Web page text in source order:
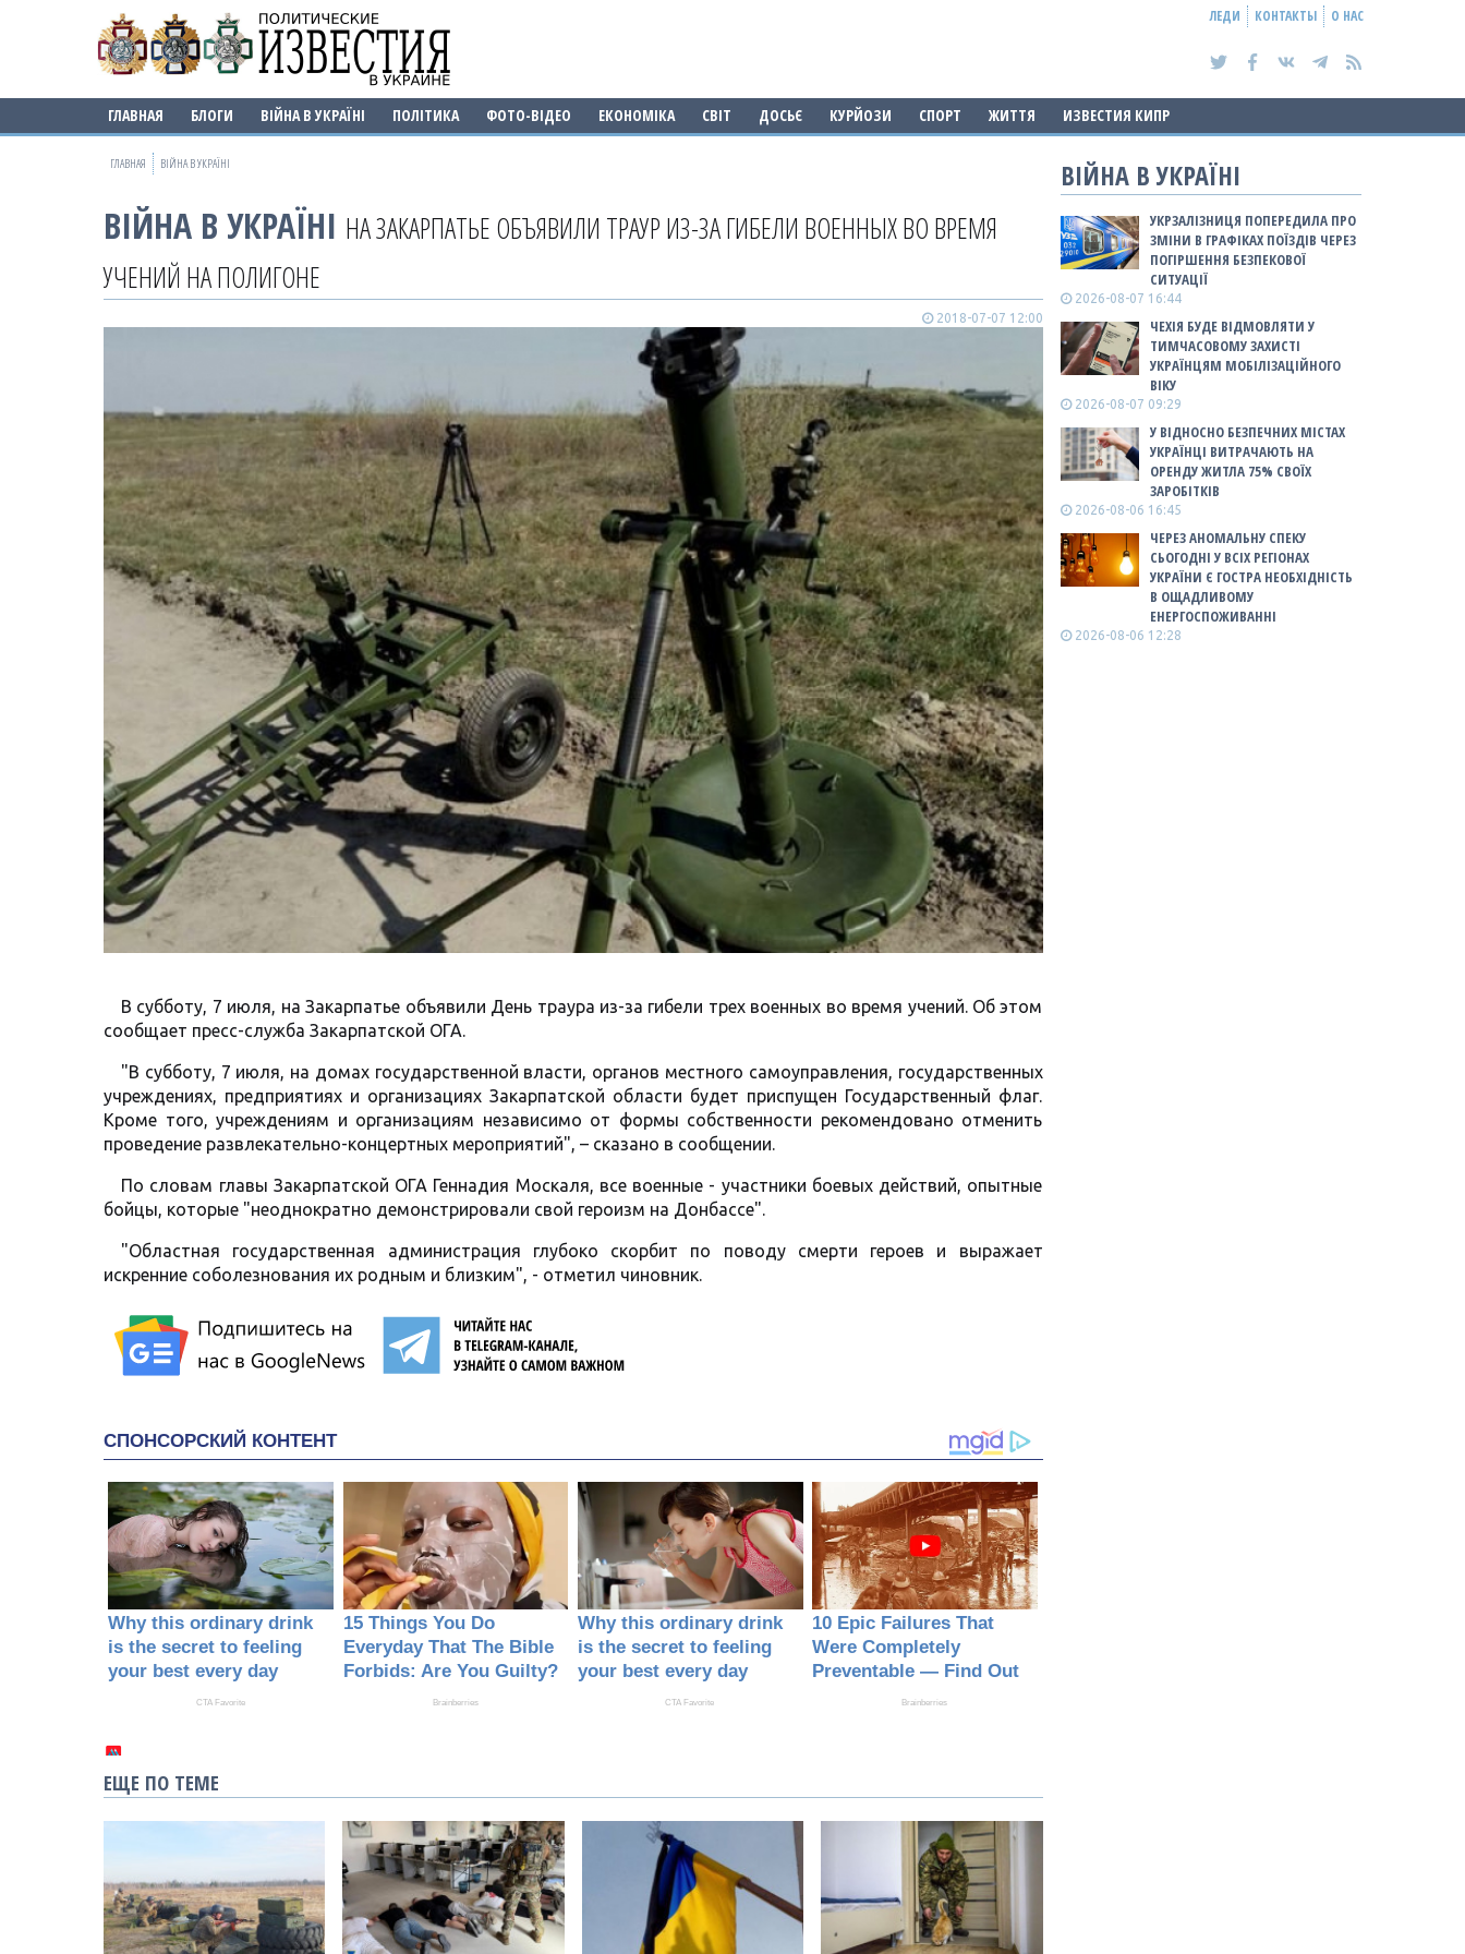
ЛЕДИ КОНТАКТЫ О НАС
ГЛАВНАЯ БЛОГИ ВІЙНА В УКРАЇНІ ПОЛІТИКА ФОТО-ВІДЕО ЕКОНОМІКА СВІТ ДОСЬЄ КУРЙОЗИ СПОРТ ЖИТТЯ ИЗВЕСТИЯ КИПР
ГЛАВНАЯ ВІЙНА В УКРАЇНІ
ВІЙНА В УКРАЇНІ НА ЗАКАРПАТЬЕ ОБЪЯВИЛИ ТРАУР ИЗ-ЗА ГИБЕЛИ ВОЕННЫХ ВО ВРЕМЯ
УЧЕНИЙ НА ПОЛИГОНЕ
2018-07-07 12:00
В субботу, 7 июля, на Закарпатье объявили День траура из-за гибели трех военных во время учений. Об этом
сообщает пресс-служба Закарпатской ОГА.
"В субботу, 7 июля, на домах государственной власти, органов местного самоуправления, государственных
учреждениях, предприятиях и организациях Закарпатской области будет приспущен Государственный флаг.
Кроме того, учреждениям и организациям независимо от формы собственности рекомендовано отменить
проведение развлекательно-концертных мероприятий", – сказано в сообщении.
По словам главы Закарпатской ОГА Геннадия Москаля, все военные - участники боевых действий, опытные
бойцы, которые "неоднократно демонстрировали свой героизм на Донбассе".
"Областная государственная администрация глубоко скорбит по поводу смерти героев и выражает
искренние соболезнования их родным и близким", - отметил чиновник.
ЕЩЕ ПО ТЕМЕ
ВІЙНА В УКРАЇНІ
УКРЗАЛІЗНИЦЯ ПОПЕРЕДИЛА ПРО
ЗМІНИ В ГРАФІКАХ ПОЇЗДІВ ЧЕРЕЗ
ПОГІРШЕННЯ БЕЗПЕКОВОЇ
СИТУАЦІЇ
2026-08-07 16:44
ЧЕХІЯ БУДЕ ВІДМОВЛЯТИ У
ТИМЧАСОВОМУ ЗАХИСТІ
УКРАЇНЦЯМ МОБІЛІЗАЦІЙНОГО
ВІКУ
2026-08-07 09:29
У ВІДНОСНО БЕЗПЕЧНИХ МІСТАХ
УКРАЇНЦІ ВИТРАЧАЮТЬ НА
ОРЕНДУ ЖИТЛА 75% СВОЇХ
ЗАРОБІТКІВ
2026-08-06 16:45
ЧЕРЕЗ АНОМАЛЬНУ СПЕКУ
СЬОГОДНІ У ВСІХ РЕГІОНАХ
УКРАЇНИ Є ГОСТРА НЕОБХІДНІСТЬ
В ОЩАДЛИВОМУ
ЕНЕРГОСПОЖИВАННІ
2026-08-06 12:28